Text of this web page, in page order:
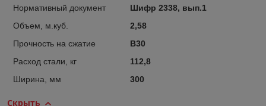
Нормативный документ
Шифр 2338, вып.1
Объем, м.куб.
2,58
Прочность на сжатие
B30
Расход стали, кг
112,8
Ширина, мм
300
Скрыть